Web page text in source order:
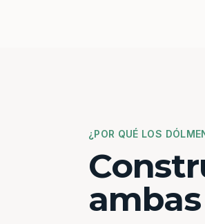
¿POR QUÉ LOS